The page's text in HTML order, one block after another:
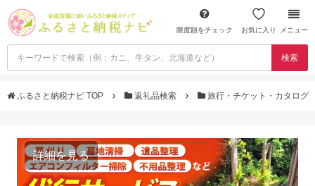
限度額をチェック お気に入り メニュー
検索
ふるさと納税ナビ TOP 返礼品検索 旅行・チケット・カタログ
詳細を見る